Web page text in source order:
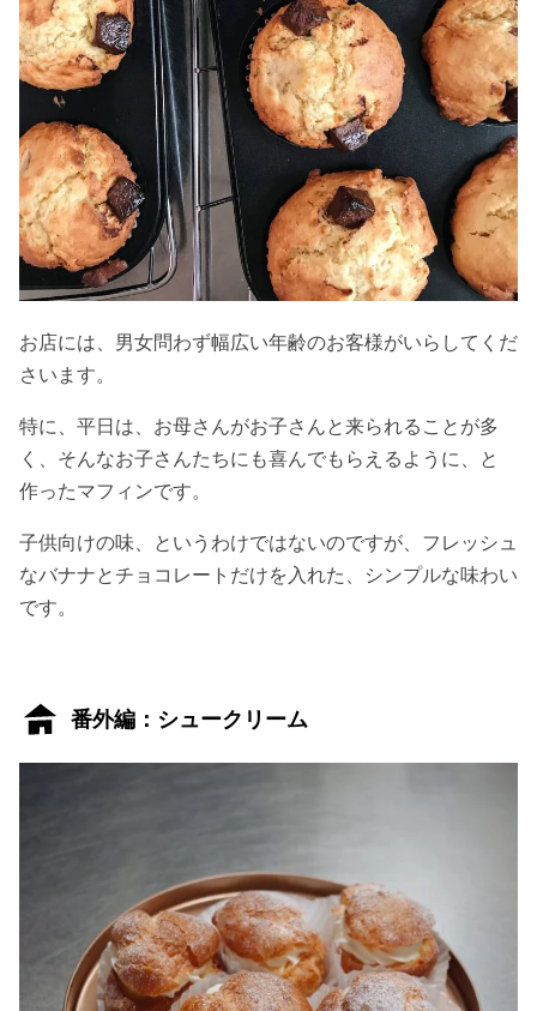
お店には、男女問わず幅広い年齢のお客様がいらしてくだ
さいます。
特に、平日は、お母さんがお子さんと来られることが多
く、そんなお子さんたちにも喜んでもらえるように、と
作ったマフィンです。
子供向けの味、というわけではないのですが、フレッシュ
なバナナとチョコレートだけを入れた、シンプルな味わい
です。
番外編：シュークリーム